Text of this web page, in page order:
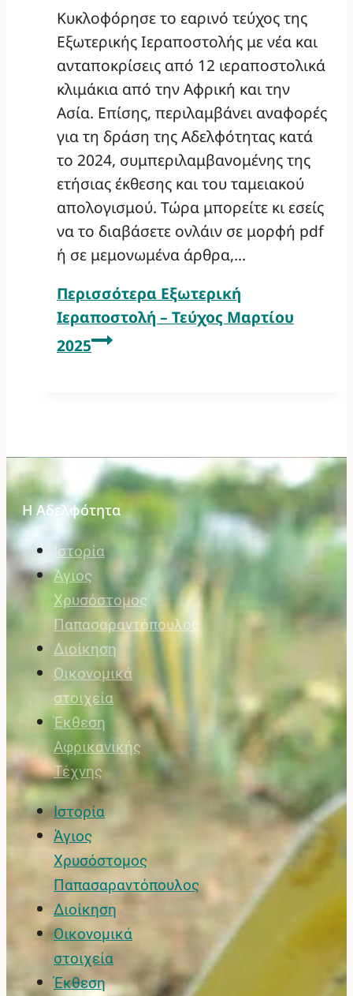
Κυκλοφόρησε το εαρινό τεύχος της
Εξωτερικής Ιεραποστολής με νέα και
ανταποκρίσεις από 12 ιεραποστολικά
κλιμάκια από την Αφρική και την
Ασία. Επίσης, περιλαμβάνει αναφορές
για τη δράση της Αδελφότητας κατά
το 2024, συμπεριλαμβανομένης της
ετήσιας έκθεσης και του ταμειακού
απολογισμού. Τώρα μπορείτε κι εσείς
να το διαβάσετε ονλάιν σε μορφή pdf
ή σε μεμονωμένα άρθρα,…
Περισσότερα Εξωτερική
Ιεραποστολή – Τεύχος Μαρτίου
2025
Η Αδελφότητα
Ιστορία
Άγιος
Χρυσόστομος
Παπασαραντόπουλος
Διοίκηση
Οικονομικά
στοιχεία
Έκθεση
Αφρικανικής
Τέχνης
Ιστορία
Άγιος
Χρυσόστομος
Παπασαραντόπουλος
Διοίκηση
Οικονομικά
στοιχεία
Έκθεση